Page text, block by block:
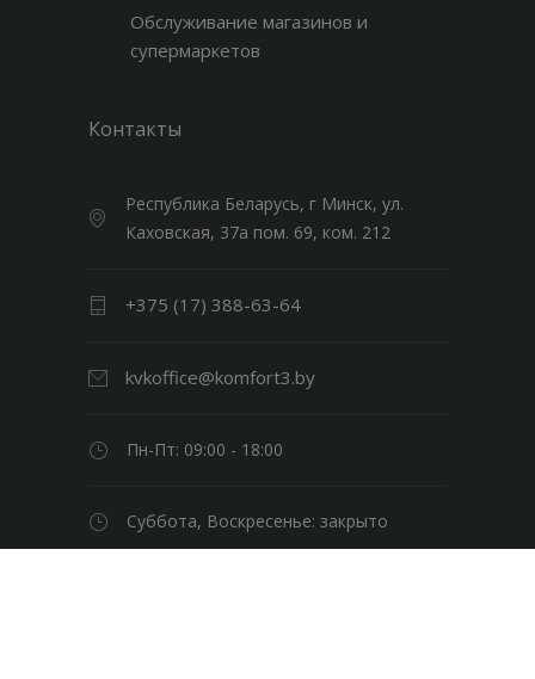
Обслуживание магазинов и
супермаркетов
Контакты
Республика Беларусь, г Минск, ул.
Каховская, 37а пом. 69, ком. 212
+375 (17) 388-63-64
kvkoffice@komfort3.by
Пн-Пт: 09:00 - 18:00
Суббота, Воскресенье: закрыто